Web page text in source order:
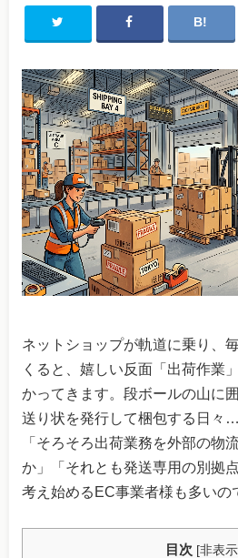
ネットショップが軌道に乗り、
くると、嬉しい反面「出荷作業
かってきます。段ボールの山に
送り状を発行して梱包する日々
「そろそろ出荷業務を外部の物
か」「それとも発送専用の別拠
考え始めるEC事業者様も多いの
目次 [非表示